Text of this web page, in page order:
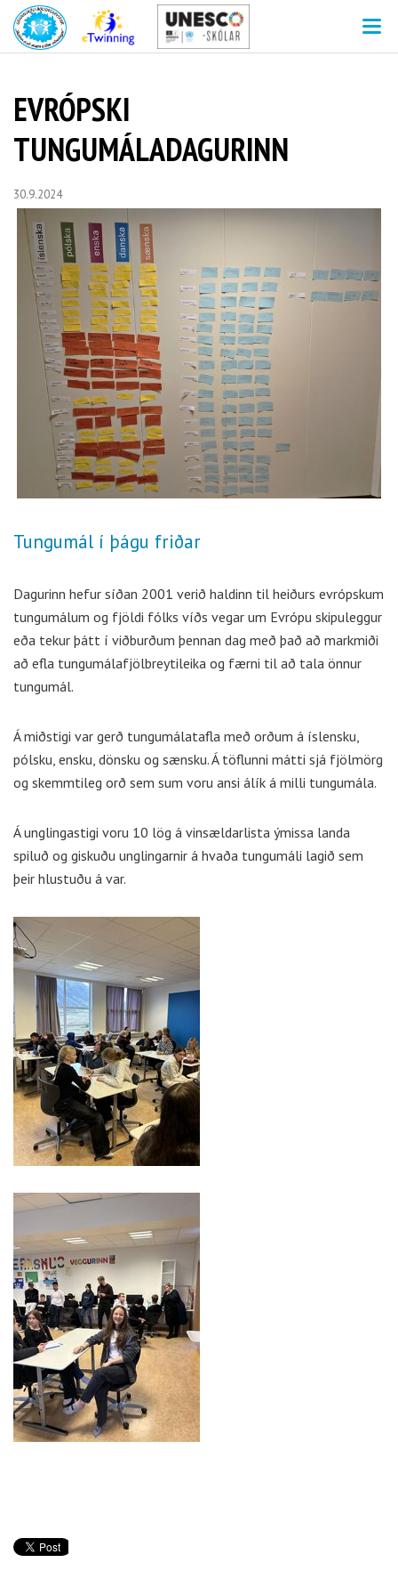
EVRÓPSKI
TUNGUMÁLADAGURINN
30.9.2024
Tungumál í þágu friðar
Dagurinn hefur síðan 2001 verið haldinn til heiðurs evrópskum
tungumálum og fjöldi fólks víðs vegar um Evrópu skipuleggur
eða tekur þátt í viðburðum þennan dag með það að markmiði
að efla tungumálafjölbreytileika og færni til að tala önnur
tungumál.
Á miðstigi var gerð tungumálatafla með orðum á íslensku,
pólsku, ensku, dönsku og sænsku. Á töflunni mátti sjá fjölmörg
og skemmtileg orð sem sum voru ansi álík á milli tungumála.
Á unglingastigi voru 10 lög á vinsældarlista ýmissa landa
spiluð og giskuðu unglingarnir á hvaða tungumáli lagið sem
þeir hlustuðu á var.